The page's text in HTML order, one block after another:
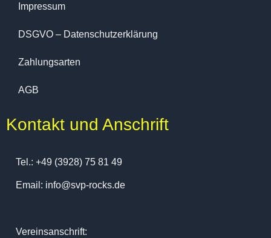
Impressum
DSGVO – Datenschutzerklärung
Zahlungsarten
AGB
Kontakt und Anschrift
Tel.: +49 (3928) 75 81 49
Email: info@svp-rocks.de
Vereinsanschrift: